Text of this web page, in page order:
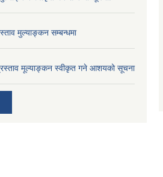
मुल्याङ्कन सम्बन्धमा
मूल्याङ्कन स्वीकृत गने आशयको सूचना